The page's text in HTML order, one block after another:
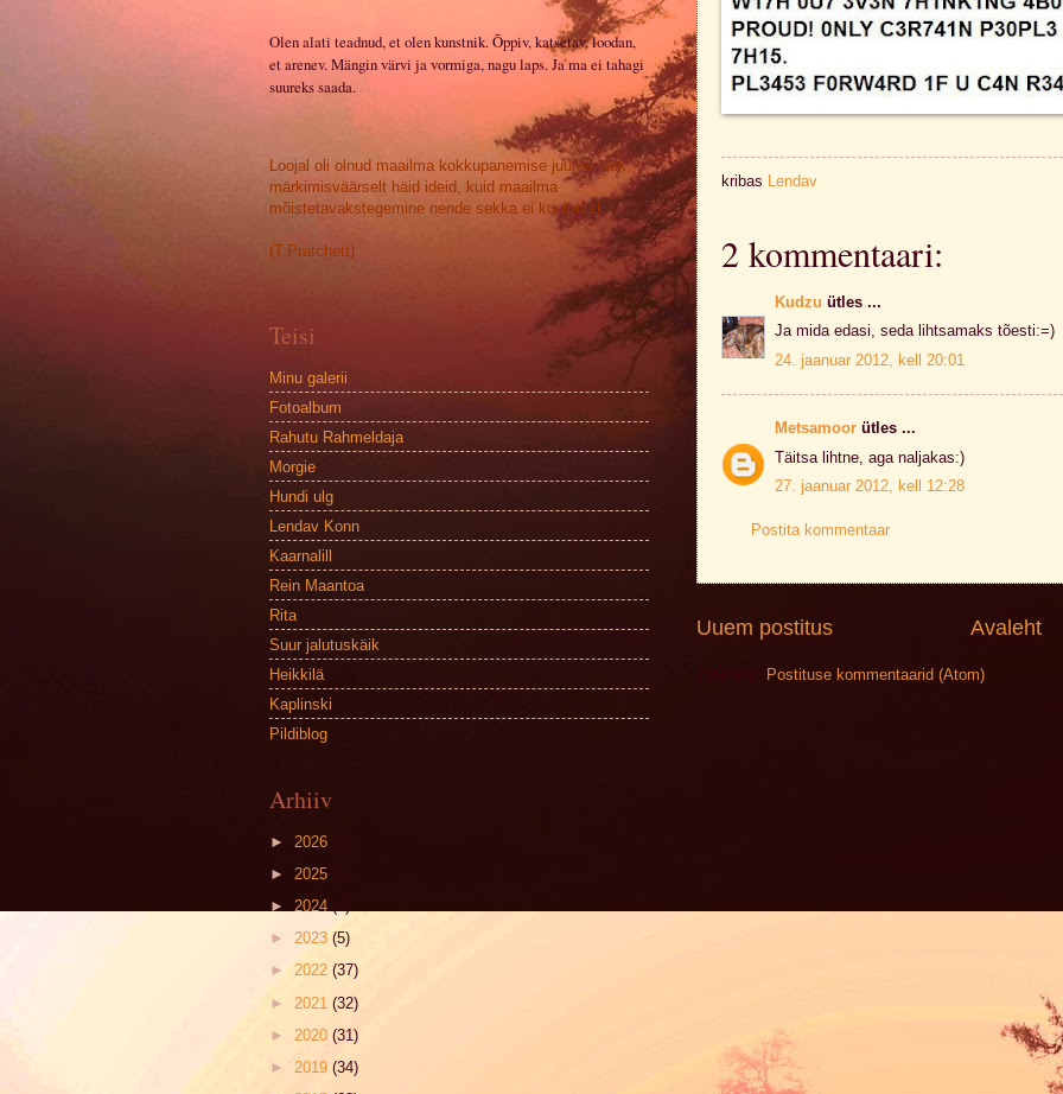
kribas Lendav
2 kommentaari:
Kudzu ütles ...
Ja mida edasi, seda lihtsamaks tõesti:=)
24. jaanuar 2012, kell 20:01
Metsamoor ütles ...
Täitsa lihtne, aga naljakas:)
27. jaanuar 2012, kell 12:28
Postita kommentaar
Uuem postitus Avaleht
Tellimine: Postituse kommentaarid (Atom)
Olen alati teadnud, et olen kunstnik. Õppiv, katsetav, loodan,
et arenev. Mängin värvi ja vormiga, nagu laps. Ja ma ei tahagi
suureks saada.
Loojal oli olnud maailma kokkupanemise juures hulk
märkimisväärselt häid ideid, kuid maailma
mõistetavakstegemine nende sekka ei kuulunud.
(T.Pratchett)
Teisi
Minu galerii
Fotoalbum
Rahutu Rahmeldaja
Morgie
Hundi ulg
Lendav Konn
Kaarnalill
Rein Maantoa
Rita
Suur jalutuskäik
Heikkilä
Kaplinski
Pildiblog
Arhiiv
► 2026 (1)
► 2025 (6)
► 2024 (4)
► 2023 (5)
► 2022 (37)
► 2021 (32)
► 2020 (31)
► 2019 (34)